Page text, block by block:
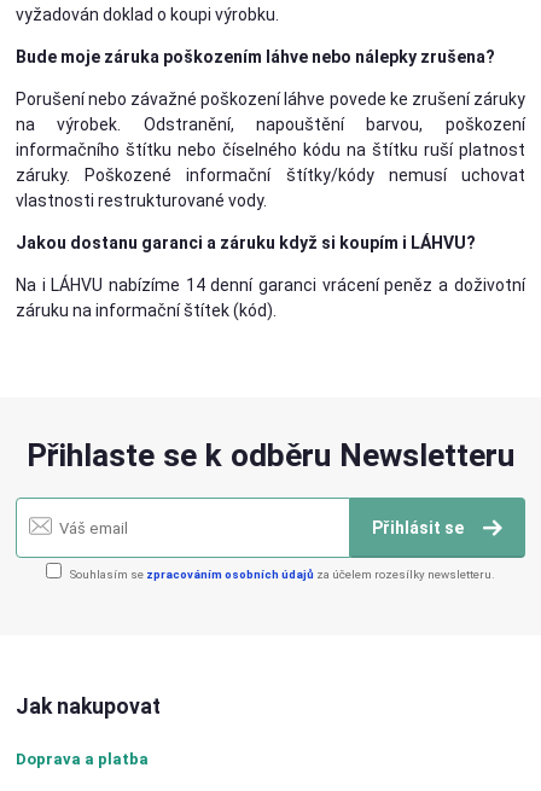
vyžadován doklad o koupi výrobku.
Bude moje záruka poškozením láhve nebo nálepky zrušena?
Porušení nebo závažné poškození láhve povede ke zrušení záruky
na výrobek. Odstranění, napouštění barvou, poškození
informačního štítku nebo číselného kódu na štítku ruší platnost
záruky. Poškozené informační štítky/kódy nemusí uchovat
vlastnosti restrukturované vody.
Jakou dostanu garanci a záruku když si koupím i LÁHVU?
Na i LÁHVU nabízíme 14 denní garanci vrácení peněz a doživotní
záruku na informační štítek (kód).
Přihlaste se k odběru Newsletteru
Přihlásit se
Souhlasím se zpracováním osobních údajů za účelem rozesílky newsletteru.
Jak nakupovat
Doprava a platba